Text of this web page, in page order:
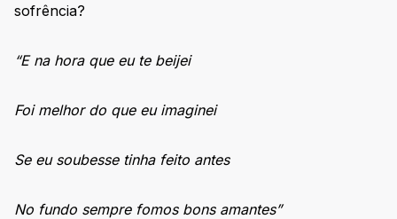
sofrência?
“E na hora que eu te beijei
Foi melhor do que eu imaginei
Se eu soubesse tinha feito antes
No fundo sempre fomos bons amantes”